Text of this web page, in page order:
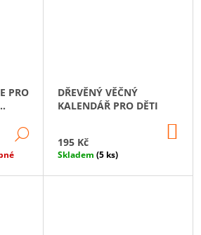
PRO
DETAIL
DŘEVĚNÝ VĚČNÝ
KALENDÁŘ PRO DĚTI
195 Kč
Skladem (5 ks)